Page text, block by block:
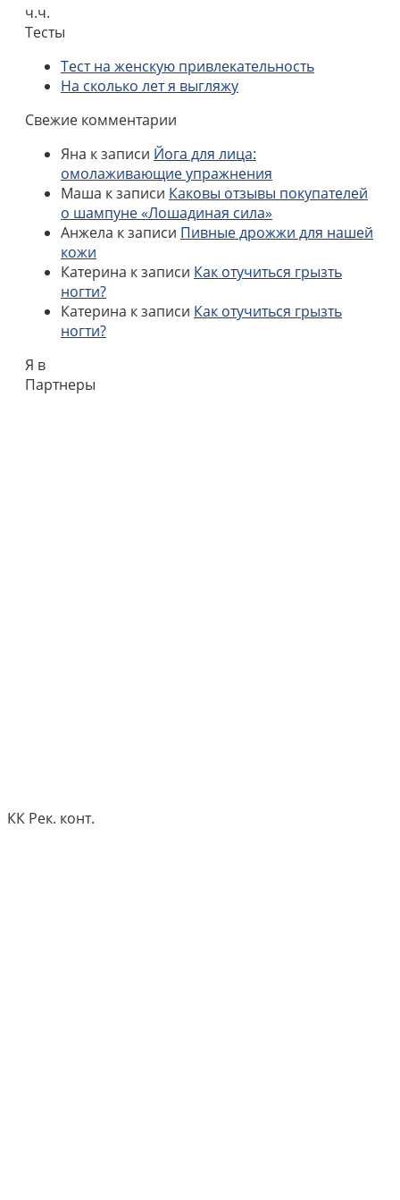
ч.ч.
Тесты
Тест на женскую привлекательность
На сколько лет я выгляжу
Свежие комментарии
Яна к записи Йога для лица:
омолаживающие упражнения
Маша к записи Каковы отзывы покупателей
о шампуне «Лошадиная сила»
Анжела к записи Пивные дрожжи для нашей
кожи
Катерина к записи Как отучиться грызть
ногти?
Катерина к записи Как отучиться грызть
ногти?
Я в
Партнеры
КК Рек. конт.